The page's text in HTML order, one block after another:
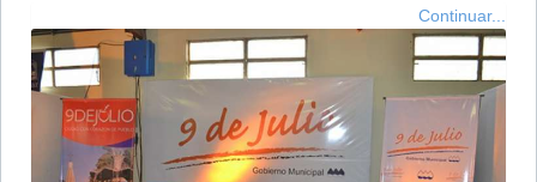
Continuar...